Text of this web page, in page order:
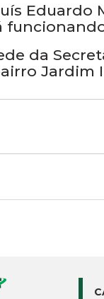
Eduardo
da
Jardim